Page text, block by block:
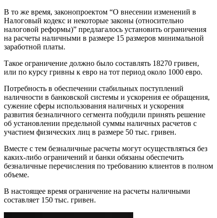
В то же время, законопроектом “О внесении изменений в
Налоговый кодекс и некоторые законы (относительно
налоговой реформы)” предлагалось установить ограничения
на расчеты наличными в размере 15 размеров минимальной
заработной платы.
Такое ограничение должно было составлять 18270 гривен,
или по курсу гривны к евро на тот период около 1000 евро.
Потребность в обеспечении стабильных поступлений
наличности в банковской системы и ускорения ее обращения,
сужение сферы использования наличных и ускорения
развития безналичного сегмента побудили принять решение
об установлении предельной суммы наличных расчетов с
участием физических лиц в размере 50 тыс. гривен.
Вместе с тем безналичные расчеты могут осуществляться без
каких-либо ограничений и банки обязаны обеспечить
безналичные перечисления по требованию клиентов в полном
объеме.
В настоящее время ограничение на расчеты наличными
составляет 150 тыс. гривен.